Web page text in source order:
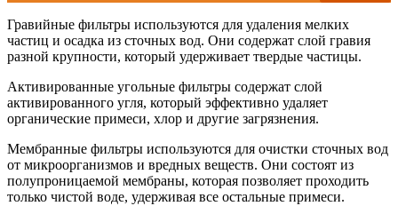
Гравийные фильтры используются для удаления мелких
частиц и осадка из сточных вод. Они содержат слой гравия
разной крупности, который удерживает твердые частицы.
Активированные угольные фильтры содержат слой
активированного угля, который эффективно удаляет
органические примеси, хлор и другие загрязнения.
Мембранные фильтры используются для очистки сточных вод
от микроорганизмов и вредных веществ. Они состоят из
полупроницаемой мембраны, которая позволяет проходить
только чистой воде, удерживая все остальные примеси.